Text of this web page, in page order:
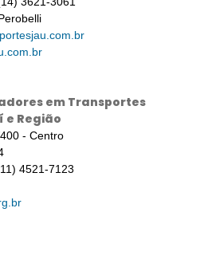
em Transportes
e Região
- Centro
4521-7123